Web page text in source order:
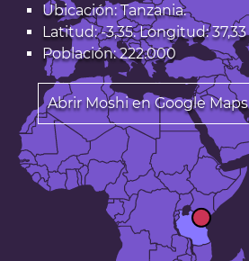
Ubicación: Tanzania.
Latitud: -3,35. Longitud: 37,33
Población: 222.000
Abrir Moshi en Google Maps